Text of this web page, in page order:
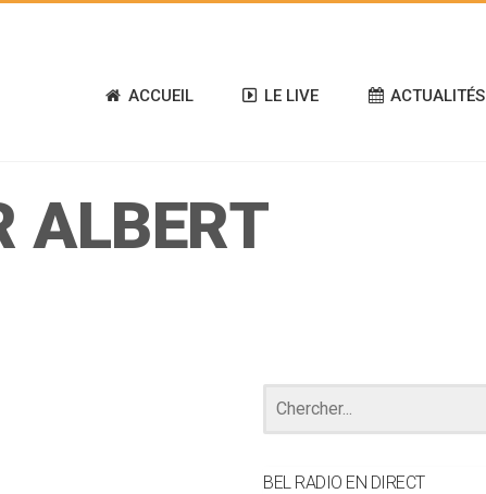
ACCUEIL LE LIVE ACTUALITÉS
ALBERT
BEL RADIO EN DIRECT